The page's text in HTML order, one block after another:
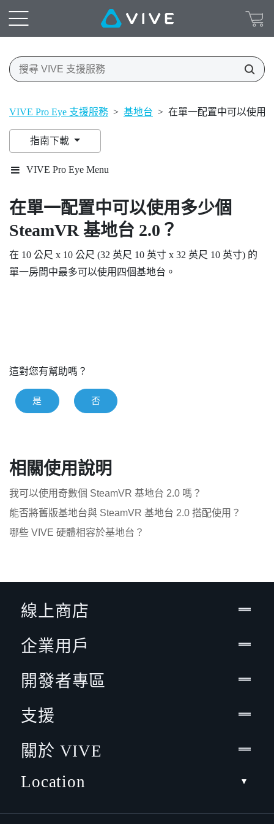
VIVE Pro Eye 支援服務 > 基地台 > 在單一配置中可以使用
指南下載
VIVE Pro Eye Menu
在單一配置中可以使用多少個
SteamVR 基地台 2.0？
在 10 公尺 x 10 公尺 (32 英尺 10 英寸 x 32 英尺 10 英寸) 的
單一房間中最多可以使用四個基地台。
這對您有幫助嗎？
是 否
相關使用說明
我可以使用奇數個 SteamVR 基地台 2.0 嗎？
能否將舊版基地台與 SteamVR 基地台 2.0 搭配使用？
哪些 VIVE 硬體相容於基地台？
線上商店
企業用戶
開發者專區
支援
關於 VIVE
Location